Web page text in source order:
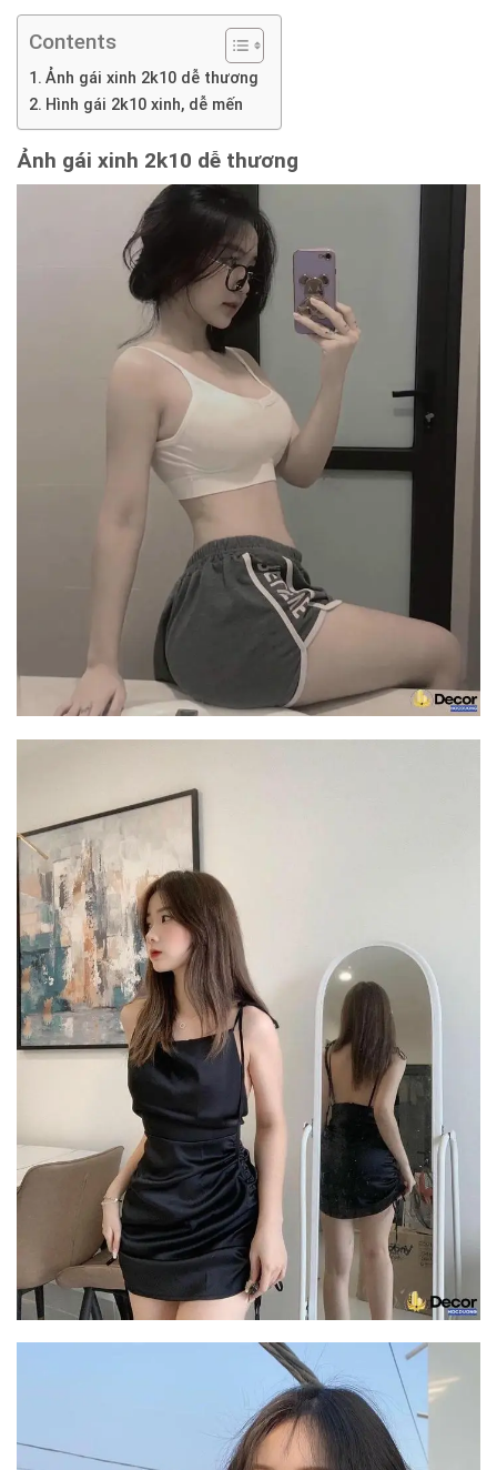
Contents
Ảnh gái xinh 2k10 dễ thương
Hình gái 2k10 xinh, dễ mến
Ảnh gái xinh 2k10 dễ thương